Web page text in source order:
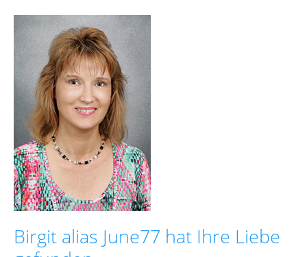
Birgit alias June77 hat Ihre Liebe
Ihre
Liebe
gefunden